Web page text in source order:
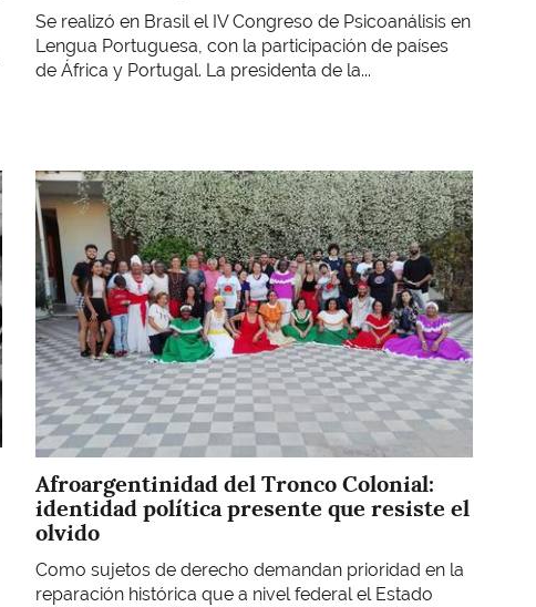
Se realizó en Brasil el IV Congreso de Psicoanálisis en
Lengua Portuguesa, con la participación de países
de África y Portugal. La presidenta de la...
Imagen
Afroargentinidad del Tronco Colonial:
identidad política presente que resiste el
olvido
Como sujetos de derecho demandan prioridad en la
reparación histórica que a nivel federal el Estado